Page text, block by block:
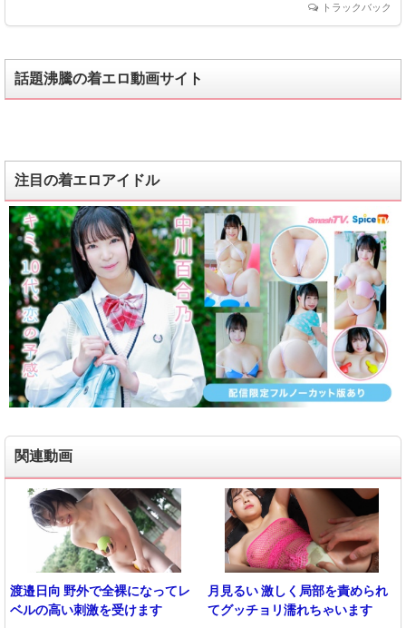
トラックバック
話題沸騰の着エロ動画サイト
注目の着エロアイドル
関連動画
渡邉日向 野外で全裸になってレ
ベルの高い刺激を受けます
月見るい 激しく局部を責められ
てグッチョリ濡れちゃいます